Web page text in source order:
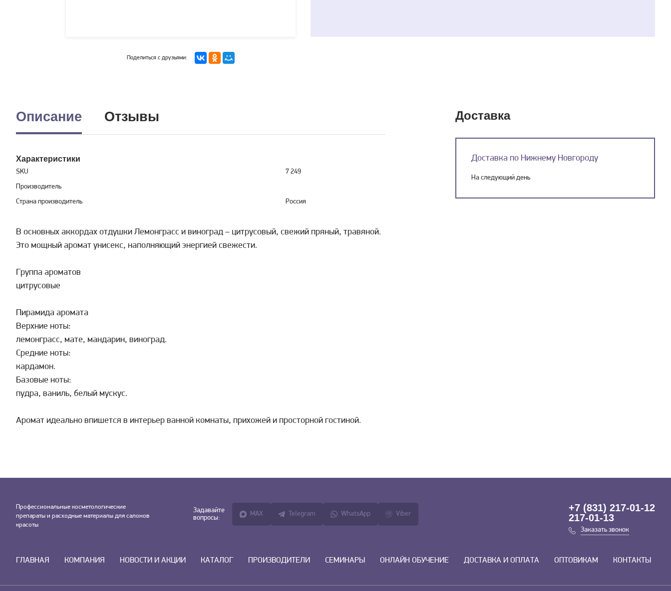
Поделиться с друзьями:
Описание Отзывы
Характеристики
SKU
7 249
Производитель
Страна производитель
Россия
В основных аккордах отдушки Лемонграсс и виноград – цитрусовый, свежий пряный, травяной.
Это мощный аромат унисекс, наполняющий энергией свежести.
Группа ароматов
цитрусовые
Пирамида аромата
Верхние ноты:
лемонграсс, мате, мандарин, виноград.
Средние ноты:
кардамон.
Базовые ноты:
пудра, ваниль, белый мускус.
Аромат идеально впишется в интерьер ванной комнаты, прихожей и просторной гостиной.
Доставка
Доставка по Нижнему Новгороду
На следующий день
Профессиональные косметологические
препараты и расходные материалы для салонов
красоты
Задавайте
вопросы:
MAX Telegram WhatsApp Viber
+7 (831) 217-01-12
217-01-13
Заказать звонок
ГЛАВНАЯ КОМПАНИЯ НОВОСТИ И АКЦИИ КАТАЛОГ ПРОИЗВОДИТЕЛИ СЕМИНАРЫ ОНЛАЙН ОБУЧЕНИЕ ДОСТАВКА И ОПЛАТА ОПТОВИКАМ КОНТАКТЫ